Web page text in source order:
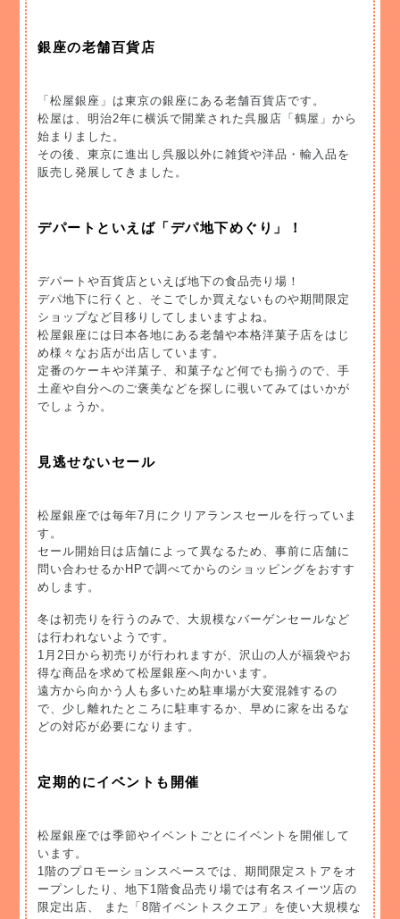
銀座の老舗百貨店
「松屋銀座」は東京の銀座にある老舗百貨店です。
松屋は、明治2年に横浜で開業された呉服店「鶴屋」から
始まりました。
その後、東京に進出し呉服以外に雑貨や洋品・輸入品を
販売し発展してきました。
デパートといえば「デパ地下めぐり」！
デパートや百貨店といえば地下の食品売り場！
デパ地下に行くと、そこでしか買えないものや期間限定
ショップなど目移りしてしまいますよね。
松屋銀座には日本各地にある老舗や本格洋菓子店をはじ
め様々なお店が出店しています。
定番のケーキや洋菓子、和菓子など何でも揃うので、手
土産や自分へのご褒美などを探しに覗いてみてはいかが
でしょうか。
見逃せないセール
松屋銀座では毎年7月にクリアランスセールを行っていま
す。
セール開始日は店舗によって異なるため、事前に店舗に
問い合わせるかHPで調べてからのショッピングをおすす
めします。
冬は初売りを行うのみで、大規模なバーゲンセールなど
は行われないようです。
1月2日から初売りが行われますが、沢山の人が福袋やお
得な商品を求めて松屋銀座へ向かいます。
遠方から向かう人も多いため駐車場が大変混雑するの
で、少し離れたところに駐車するか、早めに家を出るな
どの対応が必要になります。
定期的にイベントも開催
松屋銀座では季節やイベントごとにイベントを開催して
います。
1階のプロモーションスペースでは、期間限定ストアをオ
ープンしたり、地下1階食品売り場では有名スイーツ店の
限定出店、 また「8階イベントスクエア」を使い大規模な